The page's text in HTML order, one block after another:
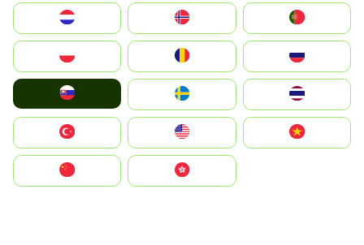
United States
中國香港特別行政區